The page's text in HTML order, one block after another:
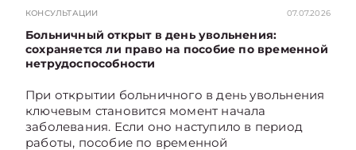
связанных с содержанием и эксплуатацией
мест общего пользования, в частности –
контрольно-­пропускного пункта? Рассмотрим
порядок их распределения. Подписывайтесь
экономике Беларуси — раньше, чем в новостях
TelegramViber
КОНСУЛЬТАЦИИ 07.07.2026
Больничный открыт в день увольнения:
сохраняется ли право на пособие по временной
нетрудоспособности
При открытии больничного в день увольнения
ключевым становится момент начала
заболевания. Если оно наступило в период
работы, пособие по временной